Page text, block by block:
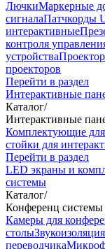
ЛючкиМаркерные
сигналаПатчкорды
интерактивные
контроля
устройства
проекторов
Перейти в раздел
Интерактивные
Каталог/
Интерактивные
Комплектующие
стойки для
Перейти в раздел
LED экраны и
системы
Каталог/
Конференц системы
Камеры для
столы
переводчика